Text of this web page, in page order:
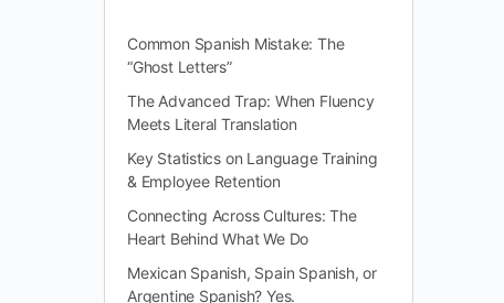
Common Spanish Mistake: The
“Ghost Letters”
The Advanced Trap: When Fluency
Meets Literal Translation
Key Statistics on Language Training
& Employee Retention
Connecting Across Cultures: The
Heart Behind What We Do
Mexican Spanish, Spain Spanish, or
Argentine Spanish? Yes.